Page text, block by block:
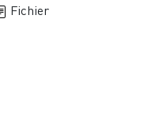
Fichier